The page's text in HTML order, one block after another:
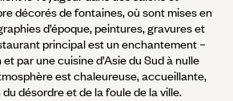
décorés de fontaines, où sont mises en
d’époque, peintures, gravures et
principal est un enchantement –
par une cuisine d’Asie du Sud à nulle
est chaleureuse, accueillante,
désordre et de la foule de la ville.